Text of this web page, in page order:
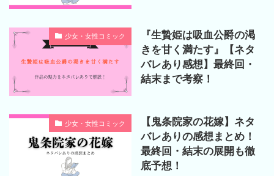
少女・女性コミック
『生贄姫は吸血公爵の渇
きを甘く満たす』【ネタ
バレあり感想】最終回・
結末まで考察！
少女・女性コミック
【鬼条院家の花嫁】ネタ
バレありの感想まとめ！
最終回・結末の展開も徹
底予想！